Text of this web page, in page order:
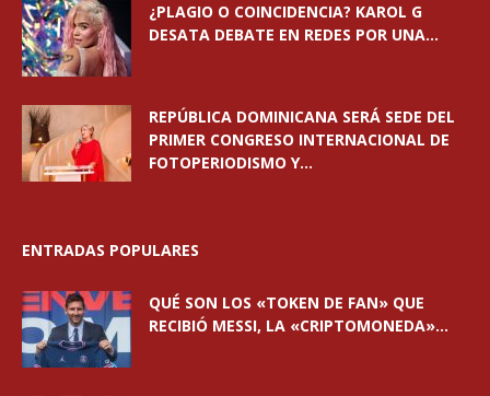
¿PLAGIO O COINCIDENCIA? KAROL G
DESATA DEBATE EN REDES POR UNA...
REPÚBLICA DOMINICANA SERÁ SEDE DEL
PRIMER CONGRESO INTERNACIONAL DE
FOTOPERIODISMO Y...
ENTRADAS POPULARES
QUÉ SON LOS «TOKEN DE FAN» QUE
RECIBIÓ MESSI, LA «CRIPTOMONEDA»...